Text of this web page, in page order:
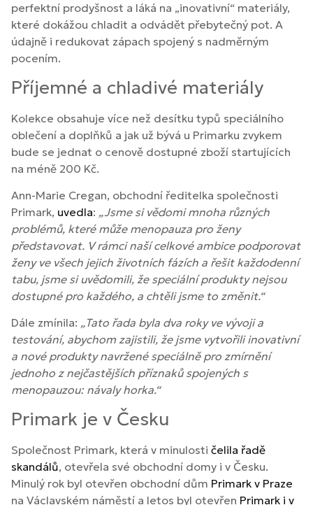
perfektní prodyšnost a láká na „inovativní“ materiály,
které dokážou chladit a odvádět přebytečný pot. A
údajně i redukovat zápach spojený s nadměrným
pocením.
Příjemné a chladivé materiály
Kolekce obsahuje více než desítku typů speciálního
oblečení a doplňků a jak už bývá u Primarku zvykem
bude se jednat o cenově dostupné zboží startujících
na méně 200 Kč.
Ann-Marie Cregan, obchodní ředitelka společnosti
Primark, uvedla: „Jsme si vědomi mnoha různých
problémů, které může menopauza pro ženy
představovat. V rámci naší celkové ambice podporovat
ženy ve všech jejich životních fázích a řešit každodenní
tabu, jsme si uvědomili, že speciální produkty nejsou
dostupné pro každého, a chtěli jsme to změnit.“
Dále zmínila: „Tato řada byla dva roky ve vývoji a
testování, abychom zajistili, že jsme vytvořili inovativní
a nové produkty navržené speciálně pro zmírnění
jednoho z nejčastějších příznaků spojených s
menopauzou: návaly horka.“
Primark je v Česku
Společnost Primark, která v minulosti čelila řadě
skandálů, otevřela své obchodní domy i v Česku.
Minulý rok byl otevřen obchodní dům Primark v Praze
na Václavském náměstí a letos byl otevřen Primark i v